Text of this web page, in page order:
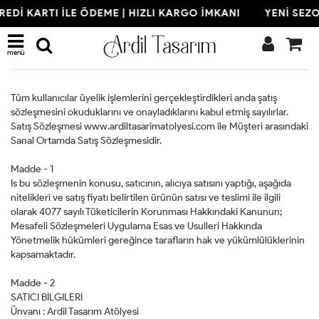
KARTI İLE ÖDEME | HIZLI KARGO İMKANI YENİ
menü Mesafeli Satış Sözleşmesi
Tüm kullanıcılar üyelik işlemlerini gerçekleştirdikleri anda şatış
sözleşmesini okuduklarını ve onayladıklarını kabul etmiş sayılırlar.
Satış Sözleşmesi www.ardiltasarimatolyesi.com ile Müşteri arasındaki
Sanal Ortamda Satış Sözleşmesidir.
Madde - 1
Is bu sözleşmenin konusu, satıcının, alıcıya satısını yaptığı, aşağıda
nitelikleri ve satış fiyatı belirtilen ürünün satısı ve teslimi ile ilgili
olarak 4077 sayılı Tüketicilerin Korunması Hakkındaki Kanunun;
Mesafeli Sözleşmeleri Uygulama Esas ve Usulleri Hakkında
Yönetmelik hükümleri gereğince tarafların hak ve yükümlülüklerinin
kapsamaktadır.
Madde - 2
SATICI BİLGILERİ
Ünvanı : Ardil Tasarım Atölyesi